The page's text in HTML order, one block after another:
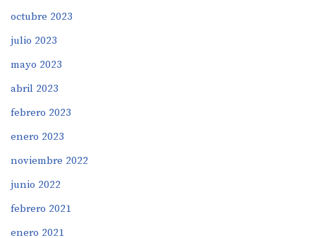
octubre 2023
julio 2023
mayo 2023
abril 2023
febrero 2023
enero 2023
noviembre 2022
junio 2022
febrero 2021
enero 2021